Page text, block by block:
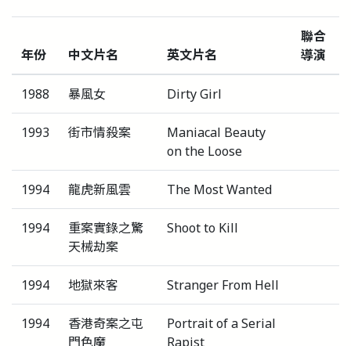
年份 中文片名 英文片名
聯合
導演
1988 暴風女 Dirty Girl
1993 街市情殺案
Maniacal Beauty
on the Loose
1994 龍虎新風雲 The Most Wanted
1994
重案實錄之驚
天械劫案
Shoot to Kill
1994 地獄來客 Stranger From Hell
1994
香港奇案之屯
門色魔
Portrait of a Serial
Rapist